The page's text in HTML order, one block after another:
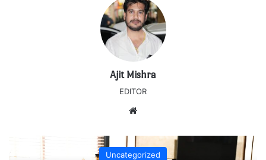
Ajit Mishra
EDITOR
Uncategorized